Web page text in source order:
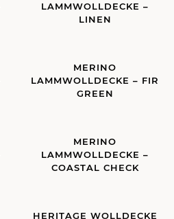
LAMMWOLLDECKE –
LINEN
MERINO
LAMMWOLLDECKE – FIR
GREEN
MERINO
LAMMWOLLDECKE –
COASTAL CHECK
HERITAGE WOLLDECKE